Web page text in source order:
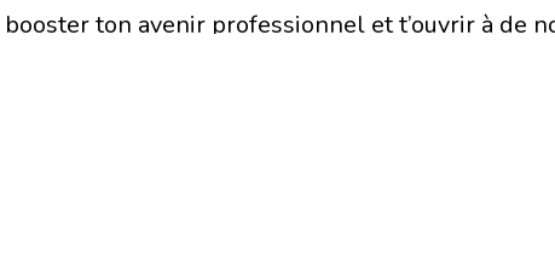
ton avenir professionnel et t’ouvrir à de